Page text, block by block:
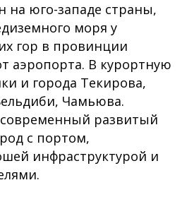
на юго-западе страны,
моря у
гор в провинции
аэропорта. В курортную
и города Текирова,
Чамьюва.
развитый
с портом,
инфраструктурой и